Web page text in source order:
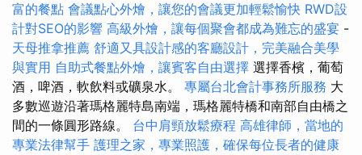
富的餐點 會議點心外燴，讓您的會議更加輕鬆愉快 RWD設
計對SEO的影響 高級外燴，讓每個聚會都成為難忘的盛宴 -
天母推拿推薦 舒適又具設計感的客廳設計，完美融合美學
與實用 自助式餐點外燴，讓賓客自由選擇 選擇香檳，葡萄
酒，啤酒，軟飲料或礦泉水。 專屬台北會計事務所服務 大
多數巡遊沿著瑪格麗特島南端，瑪格麗特橋和南部自由橋之
間的一條圓形路線。 台中肩頸放鬆療程 高雄律師，當地的
專業法律幫手 護理之家，專業照護，確保每位長者的健康